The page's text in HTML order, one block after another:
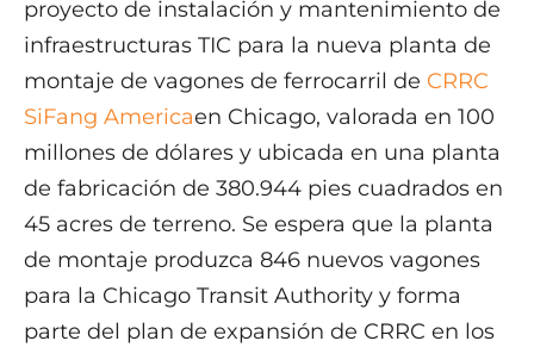
proyecto de instalación y mantenimiento de
infraestructuras TIC para la nueva planta de
montaje de vagones de ferrocarril de CRRC
SiFang Americaen Chicago, valorada en 100
millones de dólares y ubicada en una planta
de fabricación de 380.944 pies cuadrados en
45 acres de terreno. Se espera que la planta
de montaje produzca 846 nuevos vagones
para la Chicago Transit Authority y forma
parte del plan de expansión de CRRC en los